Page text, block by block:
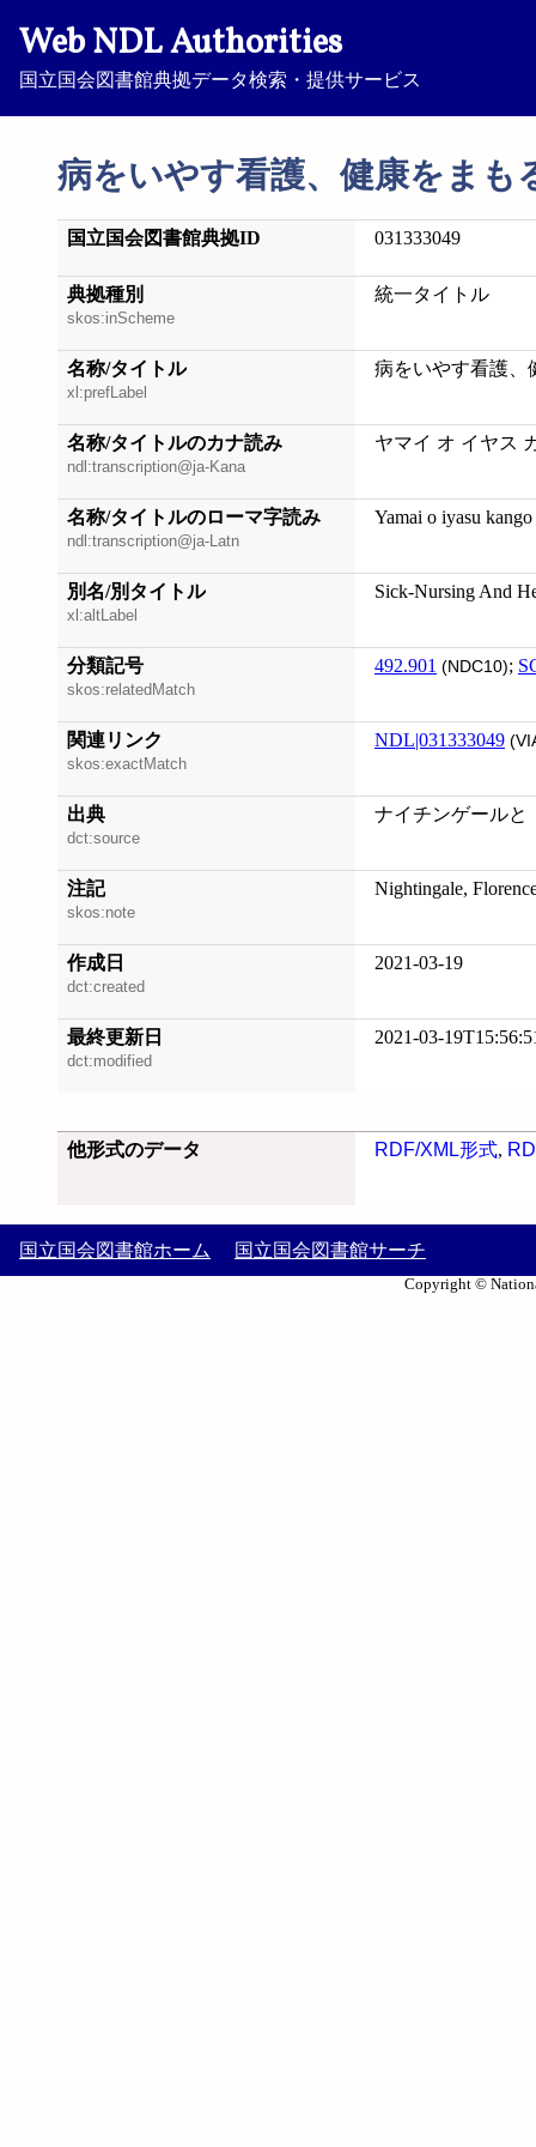
Web NDL Authorities
国立国会図書館典拠データ検索・提供サービス
病をいやす看護、健康をまも
国立国会図書館典拠ID 031333049
典拠種別
skos:inScheme
統一タイトル
名称/タイトル
xl:prefLabel
病をいやす看護、
名称/タイトルのカナ読み
ndl:transcription@ja-Kana
ヤマイ オ イヤス
名称/タイトルのローマ字読み
ndl:transcription@ja-Latn
Yamai o iyasu
別名/別タイトル
xl:altLabel
Sick-Nursing And
分類記号
skos:relatedMatch
492.901 (NDC10);
関連リンク
skos:exactMatch
NDL|031333049
出典
dct:source
ナイチンゲールと
注記
skos:note
Nightingale,
作成日
dct:created
2021-03-19
最終更新日
dct:modified
2021-03-
他形式のデータ RDF/XML形式,
国立国会図書館ホーム 国立国会図書館サーチ
Copyright ©